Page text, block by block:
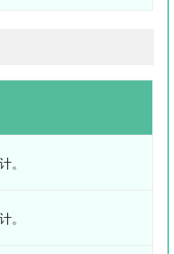
。
。